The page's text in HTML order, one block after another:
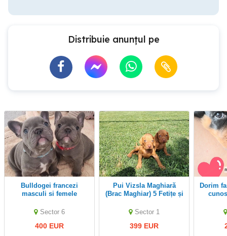
Distribuie anunțul pe
Bulldogei francezi
masculi si femele
Sector 6
400 EUR
Pui Vizsla Maghiară
(Brac Maghiar) 5 Fetițe și
Sector 1
399 EUR
Dorim familii iubitoare si